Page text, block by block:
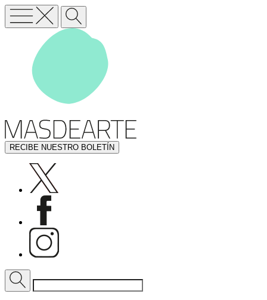
RECIBE NUESTRO BOLETÍN